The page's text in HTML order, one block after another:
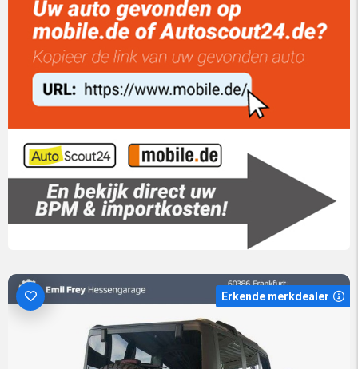
Erkende merkdealer